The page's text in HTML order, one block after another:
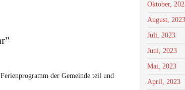
der Gemeinde teil und
Oktober,
August, 2023
Juli, 2023
Juni, 2023
Mai, 2023
April, 2023